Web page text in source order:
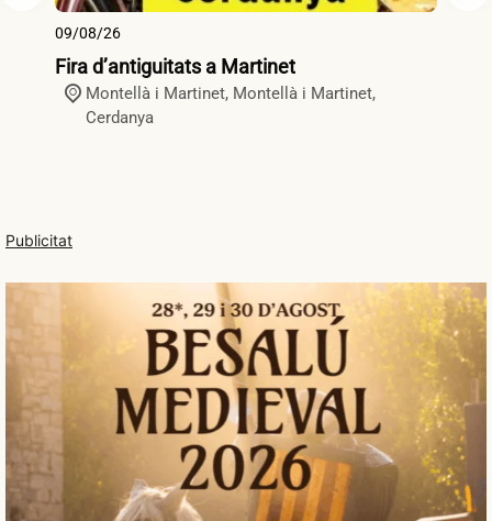
09/08/26
Fira d’antiguitats a Martinet
Montellà i Martinet, Montellà i Martinet,
Cerdanya
Publicitat